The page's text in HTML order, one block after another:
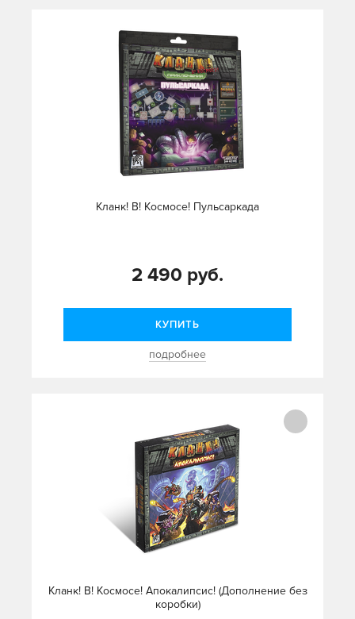
Кланк! В! Космосе! Пульсаркада
2 490 руб.
КУПИТЬ
подробнее
Кланк! В! Космосе! Апокалипсис! (Дополнение без
коробки)